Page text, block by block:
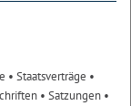
• Staatsverträge •
• Satzungen •